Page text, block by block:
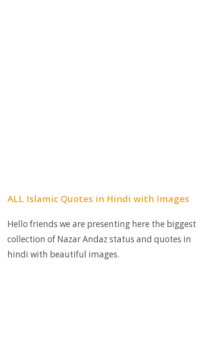
ALL Islamic Quotes in Hindi with Images
Hello friends we are presenting here the biggest
collection of Nazar Andaz status and quotes in
hindi with beautiful images.